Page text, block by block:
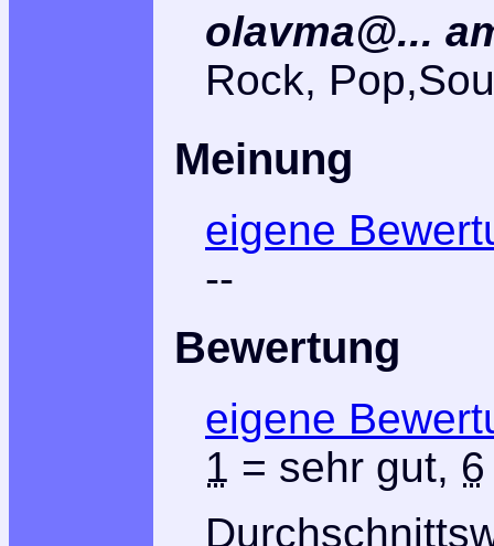
olavma@...
Rock,
Meinung
eigene
--
Bewertung
eigene
1 = sehr gut, 6